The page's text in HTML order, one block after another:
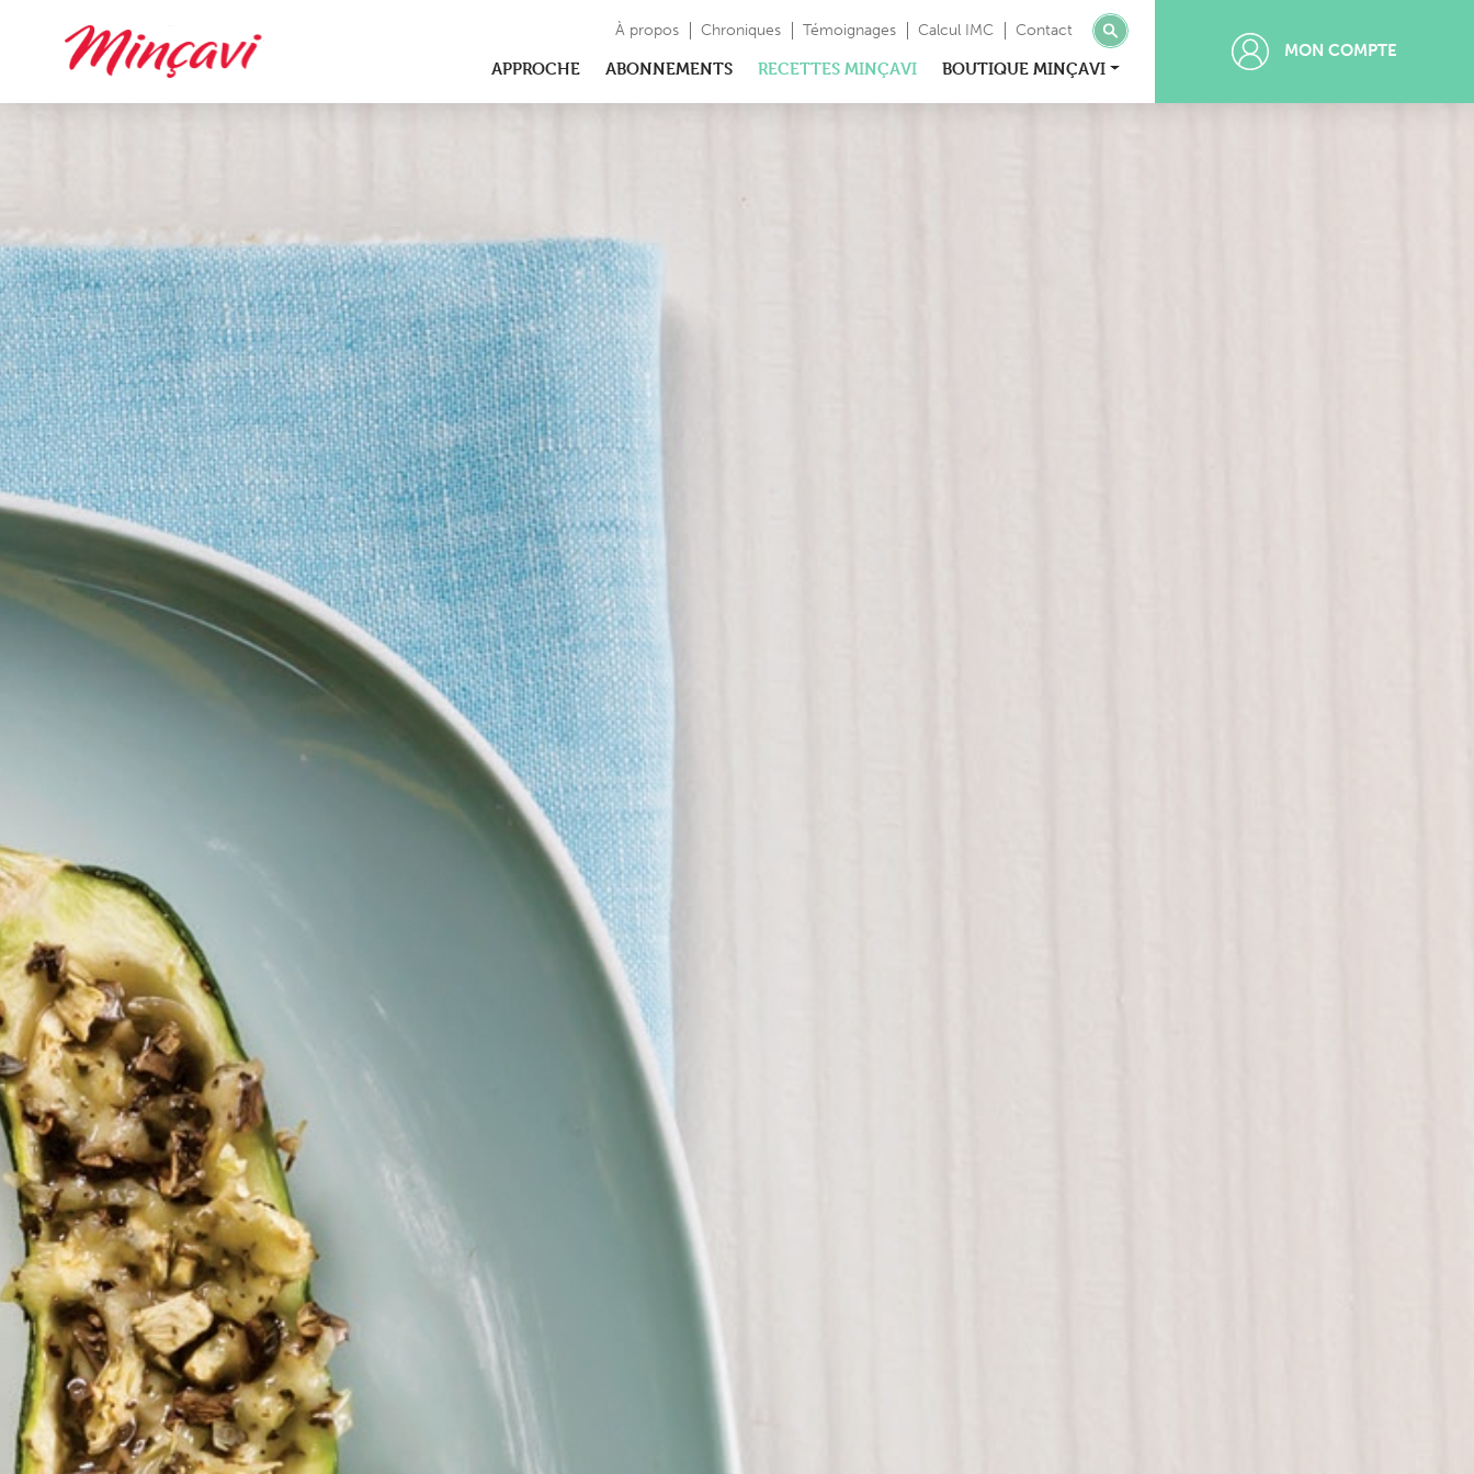
À propos Chroniques Témoignages Calcul IMC Contact
APPROCHE ABONNEMENTS RECETTES MINÇAVI BOUTIQUE MINÇAVI
MON COMPTE